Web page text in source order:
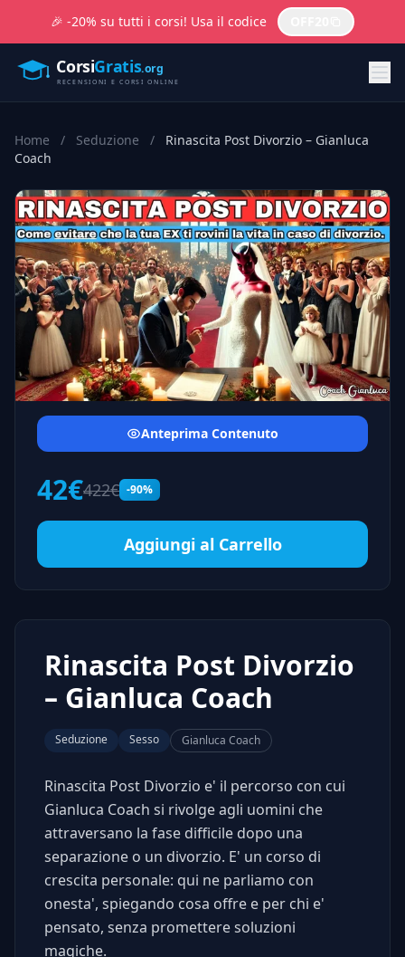
🎉 -20% su tutti i corsi! Usa il codice
Home / Seduzione /
Rinascita Post Divorzio – Gianluca
Coach
Anteprima Contenuto
42€422€ -90%
Aggiungi al Carrello
Rinascita Post Divorzio
– Gianluca Coach
Seduzione Sesso Gianluca Coach
Rinascita Post Divorzio e' il percorso con cui
Gianluca Coach si rivolge agli uomini che
attraversano la fase difficile dopo una
separazione o un divorzio. E' un corso di
crescita personale: qui ne parliamo con
onesta', spiegando cosa offre e per chi e'
pensato, senza promettere soluzioni
magiche.